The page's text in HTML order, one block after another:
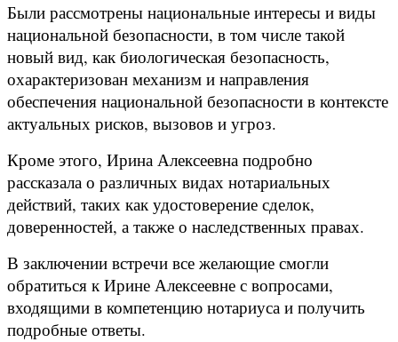
Были рассмотрены национальные интересы и виды
национальной безопасности, в том числе такой
новый вид, как биологическая безопасность,
охарактеризован механизм и направления
обеспечения национальной безопасности в контексте
актуальных рисков, вызовов и угроз.
Кроме этого, Ирина Алексеевна подробно
рассказала о различных видах нотариальных
действий, таких как удостоверение сделок,
доверенностей, а также о наследственных правах.
В заключении встречи все желающие смогли
обратиться к Ирине Алексеевне с вопросами,
входящими в компетенцию нотариуса и получить
подробные ответы.